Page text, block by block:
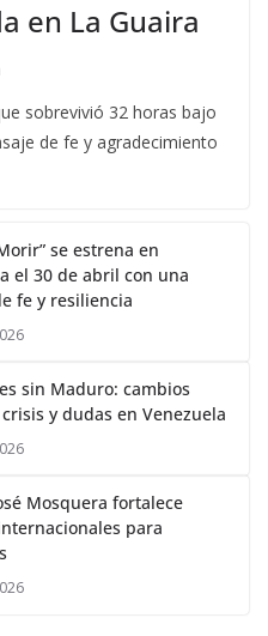
en La Guaira
sobrevivió 32 horas bajo
de fe y agradecimiento
se estrena en
el 30 de abril con una
fe y resiliencia
sin Maduro: cambios
y dudas en Venezuela
Mosquera fortalece
para